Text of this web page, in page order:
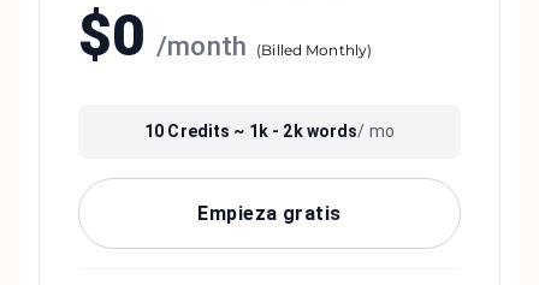
$0 /month (Billed Monthly)
10 Credits ~ 1k - 2kwords/ mo
Empieza gratis